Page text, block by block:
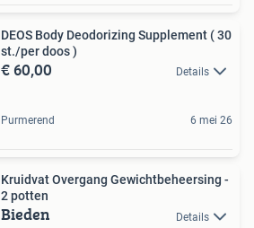
DEOS Body Deodorizing Supplement ( 30
st./per doos )
€ 60,00 Details
Purmerend 6 mei 26
Kruidvat Overgang Gewichtbeheersing -
2 potten
Bieden Details